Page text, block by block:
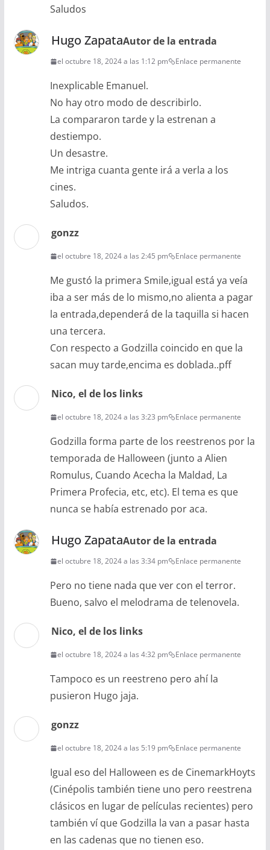
Saludos
Hugo ZapataAutor de la entrada
el octubre 18, 2024 a las 1:12 pm Enlace permanente
Inexplicable Emanuel.
No hay otro modo de describirlo.
La compararon tarde y la estrenan a
destiempo.
Un desastre.
Me intriga cuanta gente irá a verla a los
cines.
Saludos.
gonzz
el octubre 18, 2024 a las 2:45 pm Enlace permanente
Me gustó la primera Smile,igual está ya veía
iba a ser más de lo mismo,no alienta a pagar
la entrada,dependerá de la taquilla si hacen
una tercera.
Con respecto a Godzilla coincido en que la
sacan muy tarde,encima es doblada..pff
Nico, el de los links
el octubre 18, 2024 a las 3:23 pm Enlace permanente
Godzilla forma parte de los reestrenos por la
temporada de Halloween (junto a Alien
Romulus, Cuando Acecha la Maldad, La
Primera Profecia, etc, etc). El tema es que
nunca se había estrenado por aca.
Hugo ZapataAutor de la entrada
el octubre 18, 2024 a las 3:34 pm Enlace permanente
Pero no tiene nada que ver con el terror.
Bueno, salvo el melodrama de telenovela.
Nico, el de los links
el octubre 18, 2024 a las 4:32 pm Enlace permanente
Tampoco es un reestreno pero ahí la
pusieron Hugo jaja.
gonzz
el octubre 18, 2024 a las 5:19 pm Enlace permanente
Igual eso del Halloween es de CinemarkHoyts
(Cinépolis también tiene uno pero reestrena
clásicos en lugar de películas recientes) pero
también ví que Godzilla la van a pasar hasta
en las cadenas que no tienen eso.